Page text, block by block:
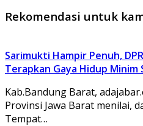
Rekomendasi untuk
Sarimukti Hampir Penuh,
Terapkan Gaya Hidup Minim
Kab.Bandung Barat,
Provinsi Jawa Barat menilai,
Tempat…